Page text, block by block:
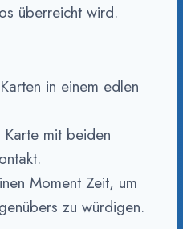
überreicht wird.
in einem edlen
mit beiden
Moment Zeit, um
zu würdigen.